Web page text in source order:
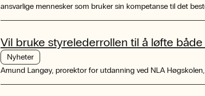
ansvarlige mennesker som bruker sin kompetanse til det
Vil bruke styrelederrollen til å løfte
Nyheter
Amund Langøy, prorektor for utdanning ved NLA